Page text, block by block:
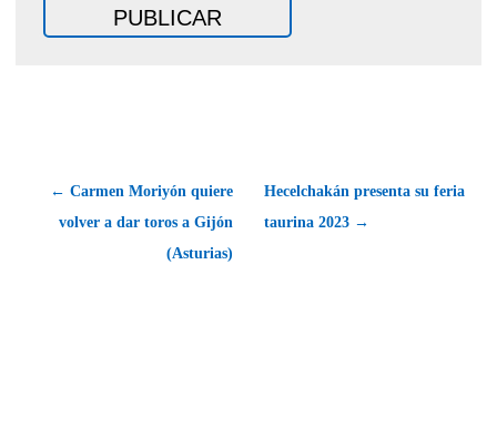
← Carmen Moriyón quiere
volver a dar toros a Gijón
(Asturias)
Hecelchakán presenta su feria
taurina 2023 →